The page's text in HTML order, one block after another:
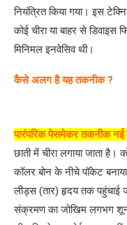
नियंत्रित किया गया। इस
कोई चीरा या बाहर से डिवाइस
मिनिमल इनवेसिव थी।
कैसे अलग है यह तकनीक ?
पारंपरिक पेसमेकरतकनीकनई
छाती में चीरा लगाया जाता है।
कॉलर बोन के नीचे पॉकेट
लीड्स (तार) हृदय तक पहुंचाई
संक्रमण का जोखिम लगभग